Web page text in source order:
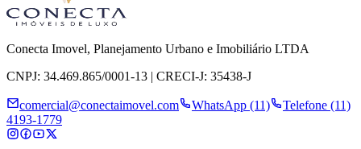
Conecta Imovel, Planejamento Urbano e Imobiliário LTDA
CNPJ: 34.469.865/0001-13 | CRECI-J: 35438-J
comercial@conectaimovel.com WhatsApp (11)
Telefone (11)
4193-1779